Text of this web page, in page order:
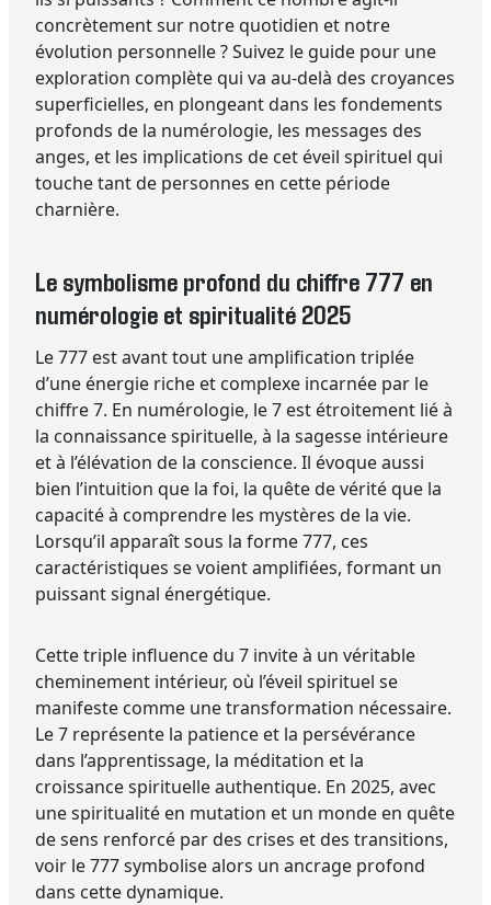
concrètement sur notre quotidien et notre
évolution personnelle ? Suivez le guide pour une
exploration complète qui va au-delà des croyances
superficielles, en plongeant dans les fondements
profonds de la numérologie, les messages des
anges, et les implications de cet éveil spirituel qui
touche tant de personnes en cette période
charnière.
Le symbolisme profond du chiffre 777 en
numérologie et spiritualité 2025
Le 777 est avant tout une amplification triplée
d’une énergie riche et complexe incarnée par le
chiffre 7. En numérologie, le 7 est étroitement lié à
la connaissance spirituelle, à la sagesse intérieure
et à l’élévation de la conscience. Il évoque aussi
bien l’intuition que la foi, la quête de vérité que la
capacité à comprendre les mystères de la vie.
Lorsqu’il apparaît sous la forme 777, ces
caractéristiques se voient amplifiées, formant un
puissant signal énergétique.
Cette triple influence du 7 invite à un véritable
cheminement intérieur, où l’éveil spirituel se
manifeste comme une transformation nécessaire.
Le 7 représente la patience et la persévérance
dans l’apprentissage, la méditation et la
croissance spirituelle authentique. En 2025, avec
une spiritualité en mutation et un monde en quête
de sens renforcé par des crises et des transitions,
voir le 777 symbolise alors un ancrage profond
dans cette dynamique.